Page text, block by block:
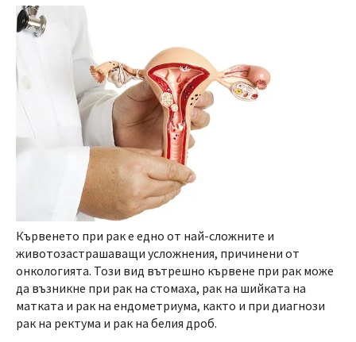
Кървенето при рак е едно от най-сложните и
животозастрашаващи усложнения, причинени от
онкологията. Този вид вътрешно кървене при рак може
да възникне при рак на стомаха, рак на шийката на
матката и рак на ендометриума, както и при диагнози
рак на ректума и рак на белия дроб.